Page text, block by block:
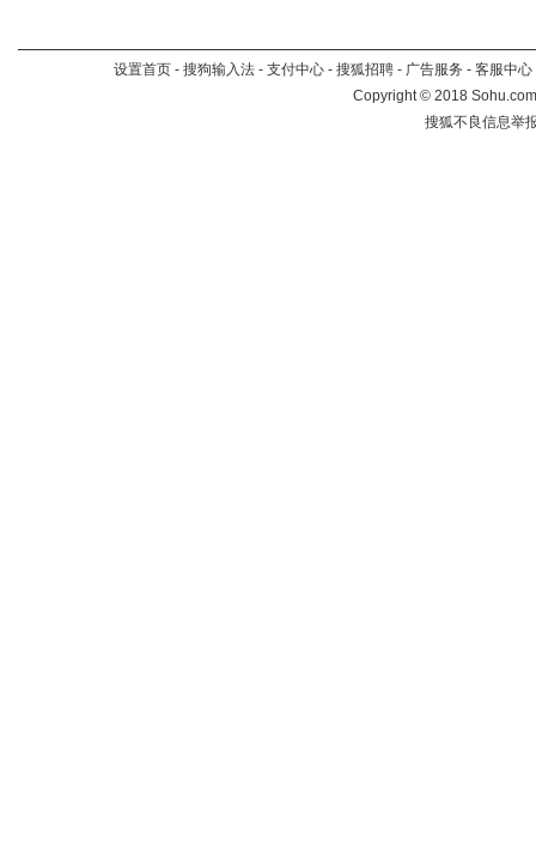
设置首页 - 搜狗输入法 - 支付中心 - 搜狐招聘 - 广告服务 - 客服中心
Copyright©2018
搜狐不良信息举